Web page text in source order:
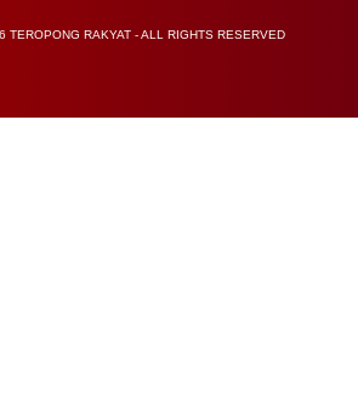
TEROPONG RAKYAT - ALL RIGHTS RESERVED